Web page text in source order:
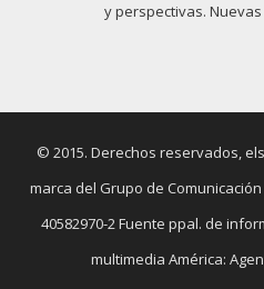
y perspectivas.
© 2015. Derechos reservados,
marca del Grupo de Comunicación
40582970-2 Fuente ppal. de
multimedia América: